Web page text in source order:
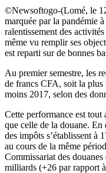
©Newsoftogo-(Lomé, le
marquée par la pandémie
ralentissement des
même vu remplir ses
est reparti sur de bonnes
Au premier semestre, les
de francs CFA, soit la plus
moins 2017, selon des
Cette performance est tout
que celle de la douane.
des impôts s’établissent
au cours de la même
Commissariat des
milliards (+26 par rapport